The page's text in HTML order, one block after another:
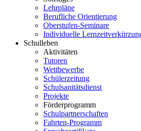
Lehrpläne
Berufliche Orientierung
Oberstufen-Seminare
Individuelle
Schulleben
Aktivitäten
Tutoren
Wettbewerbe
Schülerzeitung
Schulsanitätsdienst
Projekte
Förderprogramm
Schulpartnerschaften
Fahrten-Programm